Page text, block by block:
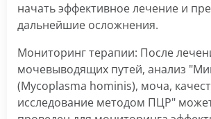
начать эффективное лечение и
дальнейшие осложнения.
Мониторинг терапии: После
мочевыводящих путей, анализ
(Mycoplasma hominis), моча,
исследование методом ПЦР"